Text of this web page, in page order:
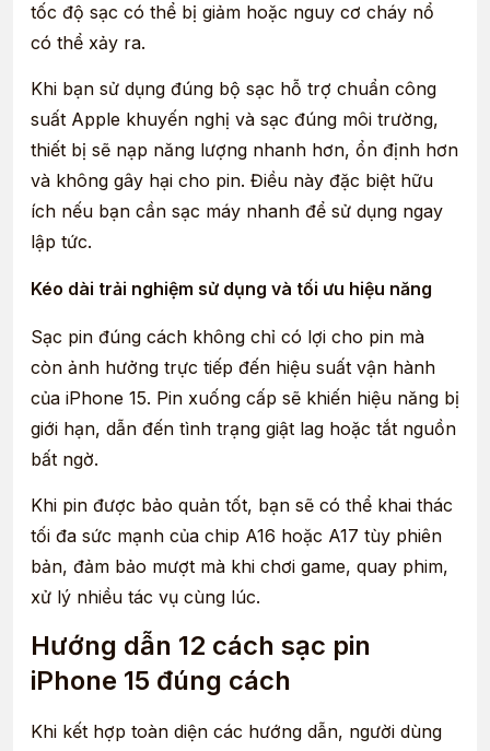
tốc độ sạc có thể bị giảm hoặc nguy cơ cháy nổ
có thể xảy ra.
Khi bạn sử dụng đúng bộ sạc hỗ trợ chuẩn công
suất Apple khuyến nghị và sạc đúng môi trường,
thiết bị sẽ nạp năng lượng nhanh hơn, ổn định hơn
và không gây hại cho pin. Điều này đặc biệt hữu
ích nếu bạn cần sạc máy nhanh để sử dụng ngay
lập tức.
Kéo dài trải nghiệm sử dụng và tối ưu hiệu năng
Sạc pin đúng cách không chỉ có lợi cho pin mà
còn ảnh hưởng trực tiếp đến hiệu suất vận hành
của iPhone 15. Pin xuống cấp sẽ khiến hiệu năng bị
giới hạn, dẫn đến tình trạng giật lag hoặc tắt nguồn
bất ngờ.
Khi pin được bảo quản tốt, bạn sẽ có thể khai thác
tối đa sức mạnh của chip A16 hoặc A17 tùy phiên
bản, đảm bảo mượt mà khi chơi game, quay phim,
xử lý nhiều tác vụ cùng lúc.
Hướng dẫn 12 cách sạc pin
iPhone 15 đúng cách
Khi kết hợp toàn diện các hướng dẫn, người dùng